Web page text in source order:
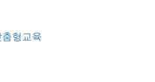
형교육